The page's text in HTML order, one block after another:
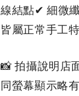
線結點✔ 細微
皆屬正常手工
📸 拍攝說明店
同螢幕顯示略